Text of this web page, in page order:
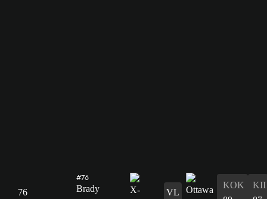
76
#76
Brady
VL
KOK
KII